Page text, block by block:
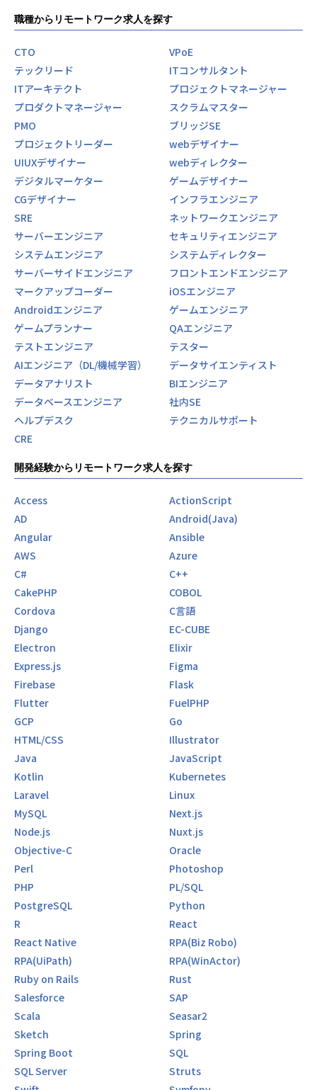
では大手自動車メーカーの研究開発プロジェクトで自動運転
市場価値が大きく上がったと実感しています。」
• Tさん（28歳）: 「大学を中退後、独学でプログラミングを
ーションアーキテクト（SAA）の資格を取得。今ではクラウ
ドインフラ設計のリーダーを任されています。『タイパ』重
視の文化のおかげで、効率よく成長できています。」
【事業に対する想い】
社会背景：教育危機と技術革新の狭間で
日本は今、深刻な教育危機に直面しています。
OECD国際学習到達度調査（PISA）では、読解力の低下が継
続的に報告され、IMDの国際競争力ランキングでも日本の順
位は低迷しています。
特に「読解力」「論理的思考力」「問題解決能力」といった
基礎的なスキルの衰退が顕著です。
同時に、生成AIの急速な発展により、IT業界は大きな転換点
を迎えています。
単純作業の自動化が進み、人間に求められるスキルセットが
根本から変わりつつあります。
（ https://www.jeita.or.jp/ideathon/jeitaideathon2024/ ）
私たちは、この2つの大きな変化に着目しました。
技術革新と教育革命の交差点に立ち、社会に真の変革をもた
らすチャンスが訪れているのです。
私たちの使命：日本の教育課題に挑む
— 「次世代に『人』と『事』を残すために、社会的意義のあ
る事業を創出すること」。
特に「日本の教育劣化」という教育分野の根本課題に対し、
最先端技術を駆使して解決策を提供します。
私たちが開発する教育プラットフォーム「エレメンタルラ
ボ」は、単なるeラーニングではありません。
AI技術を活用して「非認知能力」を高め、変化の激しい時代
を生き抜くために必要な力を育むプラットフォームです。
なぜ「非認知能力」なのか？それは、AI時代において最も価
値を持つのが、AIにはない人間特有の能力だからです。
忍耐力、協調性、批判的思考力、創造性といった能力は、ど
んなに技術が進化しても人間にしか培えません。
エンジニアの新たな役割：技術で人を育てる
従来のエンジニアは「システムを作る人」でした。
しかし私たちが目指すのは「人を育てるシステムを作るエン
ジニア」です。
当社で開発するサービスは、単にユーザーの利便性を高める
だけでなく、ユーザー自身の能力を引き出し、
成長を促進するものです。あなたが書くコード一行一行が、
誰かの人生を変える可能性を秘めています。
例えば、マネージャーの負担を軽減しながら、チームメンバ
ーの潜在能力を引き出し、組織全体の成長を促す仕組みで
す。
このようなサービスを開発することで、私たちは間接的に数
万人、数十万人の成長に貢献できるのです。
技術的挑戦：AIと教育の融合の最前線
教育×AIの領域は、技術的にも非常にチャレンジングです。
以下のような最先端の技術課題に日々取り組んでいます：
• 学習者の理解度を正確に測定するアルゴリズムの開発
• 個人に最適化された学習コンテンツの自動生成
• 非認知能力の定量化と成長度合いの可視化
• 膨大な学習データからの意味ある知見の抽出
これらの課題は、単純なWebアプリケーション開発とは異な
る高度な技術力を要求します。
職種からリモートワーク求人を探す
CTO
VPoE
テックリード
ITコンサルタント
ITアーキテクト
プロジェクトマネージャー
プロダクトマネージャー
スクラムマスター
PMO
ブリッジSE
プロジェクトリーダー
webデザイナー
UIUXデザイナー
webディレクター
デジタルマーケター
ゲームデザイナー
CGデザイナー
インフラエンジニア
SRE
ネットワークエンジニア
サーバーエンジニア
セキュリティエンジニア
システムエンジニア
システムディレクター
サーバーサイドエンジニア
フロントエンドエンジニア
マークアップコーダー
iOSエンジニア
Androidエンジニア
ゲームエンジニア
ゲームプランナー
QAエンジニア
テストエンジニア
テスター
AIエンジニア（DL/機械学習）
データサイエンティスト
データアナリスト
BIエンジニア
データベースエンジニア
社内SE
ヘルプデスク
テクニカルサポート
CRE
開発経験からリモートワーク求人を探す
Access
ActionScript
AD
Android(Java)
Angular
Ansible
AWS
Azure
C#
C++
CakePHP
COBOL
Cordova
C言語
Django
EC-CUBE
Electron
Elixir
Express.js
Figma
Firebase
Flask
Flutter
FuelPHP
GCP
Go
HTML/CSS
Illustrator
Java
JavaScript
Kotlin
Kubernetes
Laravel
Linux
MySQL
Next.js
Node.js
Nuxt.js
Objective-C
Oracle
Perl
Photoshop
PHP
PL/SQL
PostgreSQL
Python
R
React
React Native
RPA(Biz Robo)
RPA(UiPath)
RPA(WinActor)
Ruby on Rails
Rust
Salesforce
SAP
Scala
Seasar2
Sketch
Spring
Spring Boot
SQL
SQL Server
Struts